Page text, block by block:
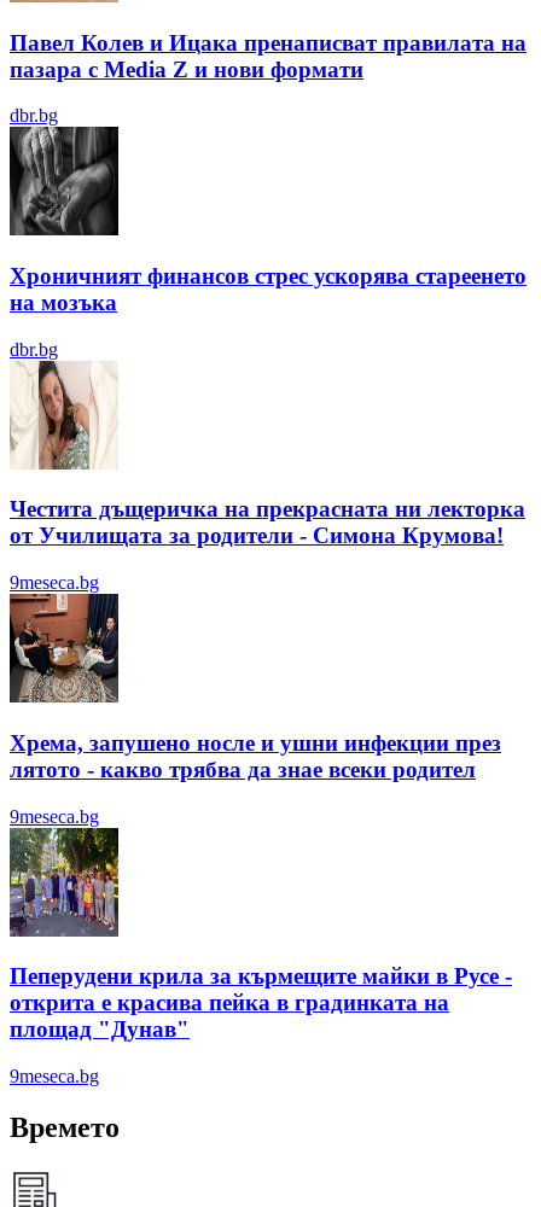
Павел Колев и Ицака пренаписват правилата на
пазара с Media Z и нови формати
dbr.bg
Хроничният финансов стрес ускорява стареенето
на мозъка
dbr.bg
Честита дъщеричка на прекрасната ни лекторка
от Училищата за родители - Симона Крумова!
9meseca.bg
Хрема, запушено носле и ушни инфекции през
лятотo - какво трябва да знае всеки родител
9meseca.bg
Пеперудени крила за кърмещите майки в Русе -
открита е красива пейка в градинката на
площад "Дунав"
9meseca.bg
Времето